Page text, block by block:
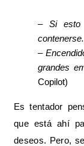
– Si esto
contenerse.
–
grandes
Copilot)
Es tentador
que está ahí
deseos. Pero,